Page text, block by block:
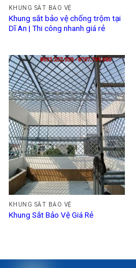
KHUNG SẮT BẢO VỆ
Khung sắt bảo vệ chống trộm tại
Dĩ An | Thi công nhanh giá rẻ
KHUNG SẮT BẢO VỆ
Khung Sắt Bảo Vệ Giá Rẻ